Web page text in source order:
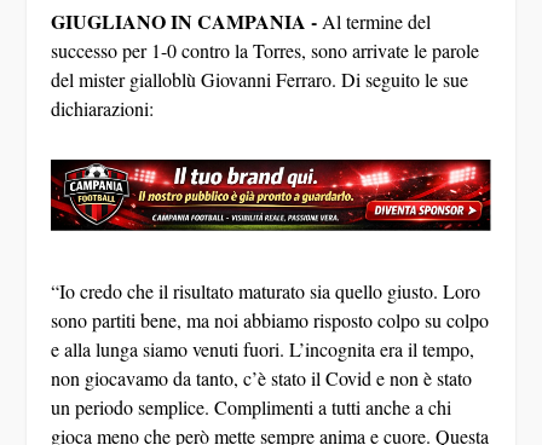
GIUGLIANO IN CAMPANIA -
Al termine del
successo per 1-0 contro la Torres, sono arrivate le parole
del mister gialloblù Giovanni Ferraro. Di seguito le sue
dichiarazioni:
“Io credo che il risultato maturato sia quello giusto. Loro
sono partiti bene, ma noi abbiamo risposto colpo su colpo
e alla lunga siamo venuti fuori. L’incognita era il tempo,
non giocavamo da tanto, c’è stato il Covid e non è stato
un periodo semplice. Complimenti a tutti anche a chi
gioca meno che però mette sempre anima e cuore. Questa